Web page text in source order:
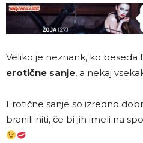
Veliko je neznank, ko beseda
erotične sanje, a nekaj
Erotične sanje so izredno
branili niti, če bi jih imeli na